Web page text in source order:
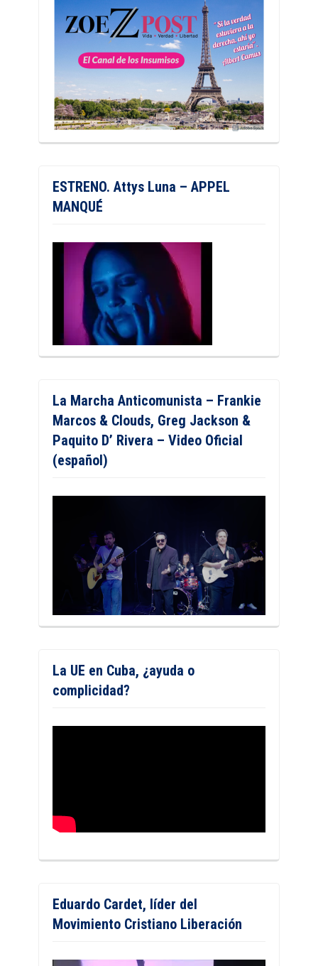
ESTRENO. Attys Luna – APPEL
MANQUÉ
La Marcha Anticomunista – Frankie
Marcos & Clouds, Greg Jackson &
Paquito D’ Rivera – Video Oficial
(español)
La UE en Cuba, ¿ayuda o
complicidad?
Eduardo Cardet, líder del
Movimiento Cristiano Liberación